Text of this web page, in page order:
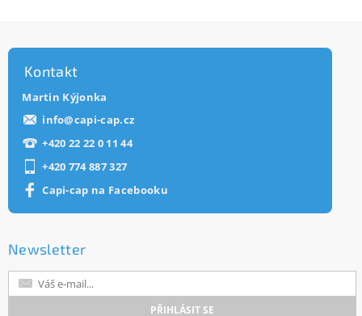
Kontakt
Martin Kýjonka
info@capi-cap.cz
+420 22 22 0 11 44
+420 774 887 327
Capi-cap na Facebooku
Newsletter